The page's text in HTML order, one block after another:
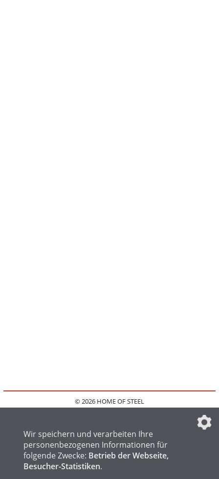
© 2026 HOME OF STEEL
IMPRESSUM
FAQ
DATENSCHUTZEINSTELLUNGEN
HOME OF WELDING
Wir speichern und verarbeiten Ihre
personenbezogenen Informationen für
folgende Zwecke: Betrieb der Webseite,
Besucher-Statistiken.